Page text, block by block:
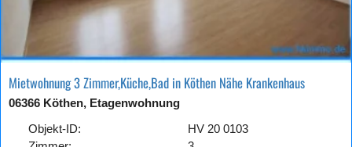
Mietwohnung 3 Zimmer,Küche,Bad in Köthen Nähe Krankenhaus
06366 Köthen, Etagenwohnung
Objekt-ID:
HV 20 0103